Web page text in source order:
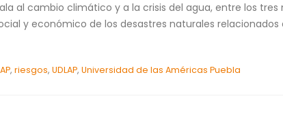
al cambio climático y a la crisis del agua, entre los tres
y económico de los desastres naturales relacionados
,riesgos,UDLAP,Universidad de las Américas Puebla